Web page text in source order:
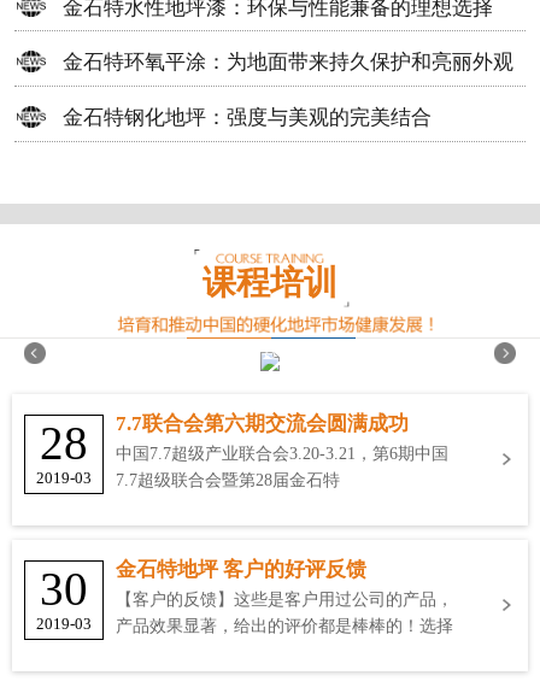
金石特水性地坪漆：环保与性能兼备的理想选择
金石特环氧平涂：为地面带来持久保护和亮丽外观
金石特钢化地坪：强度与美观的完美结合
课程培训
28
2019-03
7.7联合会第六期交流会圆满成功
中国7.7超级产业联合会3.20-3.21，第6期中国
7.7超级联合会暨第28届金石特
30
2019-03
金石特地坪 客户的好评反馈
【客户的反馈】这些是客户用过公司的产品，
产品效果显著，给出的评价都是棒棒的！选择